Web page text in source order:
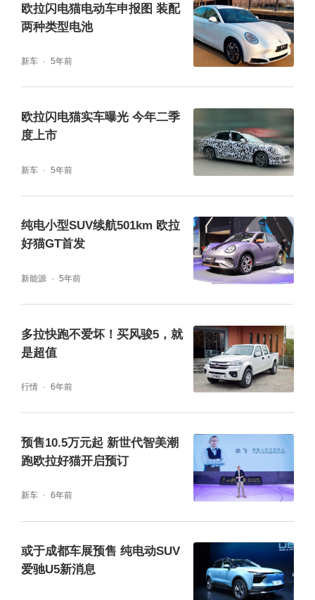
欧拉闪电猫电动车申报图 装配
两种类型电池
新车 5年前
欧拉闪电猫实车曝光 今年二季
度上市
新车 5年前
纯电小型SUV续航501km 欧拉
好猫GT首发
新能源 5年前
多拉快跑不爱坏！买风骏5，就
是超值
行情 6年前
预售10.5万元起 新世代智美潮
跑欧拉好猫开启预订
新车 6年前
或于成都车展预售 纯电动SUV
爱驰U5新消息